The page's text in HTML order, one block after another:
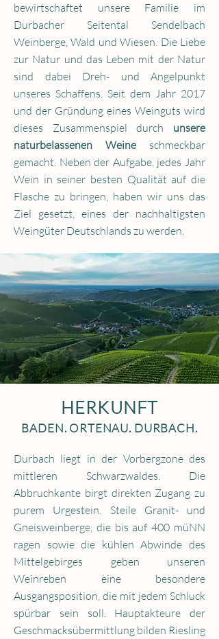
bewirtschaftet unsere Familie im
Durbacher Seitental Sendelbach
Weinberge, Wald und Wiesen. Die Liebe
zur Natur und das Leben mit der Natur
sind dabei Dreh- und Angelpunkt
unseres Schaffens. Seit dem Jahr 2017
und der Gründung eines Weinguts wird
dieses Zusammenspiel durch unsere
naturbelassenen Weine schmeckbar
gemacht. Neben der Aufgabe, jedes Jahr
Wein in seiner besten Qualität auf die
Flasche zu bringen, haben wir uns das
Ziel gesetzt, eines der nachhaltigsten
Weingüter Deutschlands zu werden.
HERKUNFT
BADEN. ORTENAU. DURBACH.
Durbach liegt in der Vorbergzone des
mittleren Schwarzwaldes. Die
Abbruchkante birgt direkten Zugang zu
purem Urgestein. Steile Granit- und
Gneisweinberge, die bis auf 400 müNN
ragen sowie die kühlen Abwinde des
Mittelgebirges geben unseren
Weinreben eine besondere
Ausgangsposition, die mit jedem Schluck
spürbar sein soll. Hauptakteure der
Geschmacksübermittlung bilden Riesling